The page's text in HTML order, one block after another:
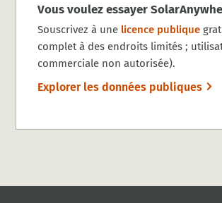
Vous voulez essayer
Souscrivez à une licence publique
complet à des endroits limités ;
commerciale non autorisée).
Explorer les données publiques